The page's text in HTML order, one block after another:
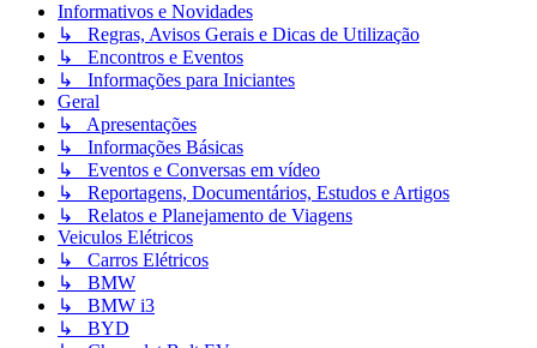
Informativos e Novidades
↳ Regras, Avisos Gerais e Dicas de Utilização
↳ Encontros e Eventos
↳ Informações para Iniciantes
Geral
↳ Apresentações
↳ Informações Básicas
↳ Eventos e Conversas em vídeo
↳ Reportagens, Documentários, Estudos e Artigos
↳ Relatos e Planejamento de Viagens
Veiculos Elétricos
↳ Carros Elétricos
↳ BMW
↳ BMW i3
↳ BYD